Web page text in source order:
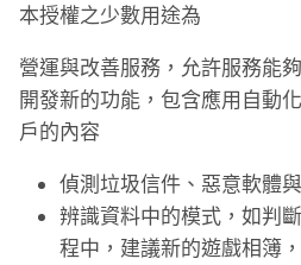
本授權之少數用途為
營運與改善服務，允許服務能
開發新的功能，包含應用自動
戶的內容
偵測垃圾信件、惡意軟體
辨識資料中的模式，如判
程中，建議新的遊戲相簿